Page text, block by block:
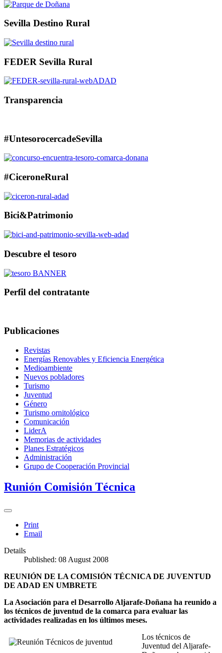
Sevilla Destino Rural
FEDER Sevilla Rural
Transparencia
#UntesorocercadeSevilla
#CiceroneRural
Bici&Patrimonio
Descubre el tesoro
Perfil del contratante
Publicaciones
Revistas
Energías Renovables y Eficiencia Energética
Medioambiente
Nuevos pobladores
Turismo
Juventud
Género
Turismo ornitológico
Comunicación
LiderA
Memorias de actividades
Planes Estratégicos
Administración
Grupo de Cooperación Provincial
Runión Comisión Técnica
Print
Email
Details
Published: 08 August 2008
REUNIÓN DE LA COMISIÓN TÉCNICA DE JUVENTUD
DE ADAD EN UMBRETE
La Asociación para el Desarrollo Aljarafe-Doñana ha reunido a
los técnicos de juventud de la comarca para evaluar las
actividades realizadas en los últimos meses.
Los técnicos de
Juventud del Aljarafe-